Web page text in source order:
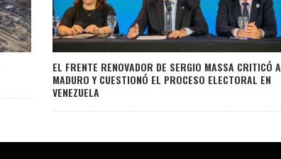
EL FRENTE RENOVADOR DE SERGIO MASSA CRITICÓ A
MADURO Y CUESTIONÓ EL PROCESO ELECTORAL EN
VENEZUELA